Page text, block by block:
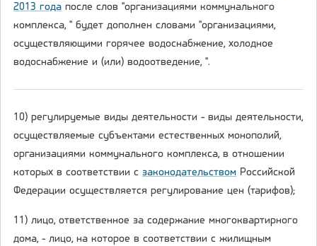
2013 года после слов "организациями коммунального
комплекса, " будет дополнен словами "организациями,
осуществляющими горячее водоснабжение, холодное
водоснабжение и (или) водоотведение, ".
10) регулируемые виды деятельности - виды деятельности,
осуществляемые субъектами естественных монополий,
организациями коммунального комплекса, в отношении
которых в соответствии с законодательством Российской
Федерации осуществляется регулирование цен (тарифов);
11) лицо, ответственное за содержание многоквартирного
дома, - лицо, на которое в соответствии с жилищным